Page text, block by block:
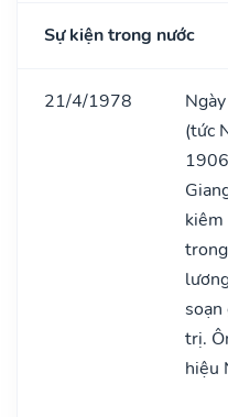
Sự kiện trong nước
21/4/1978
(tức
kiêm
soạn
trị.
hiệu